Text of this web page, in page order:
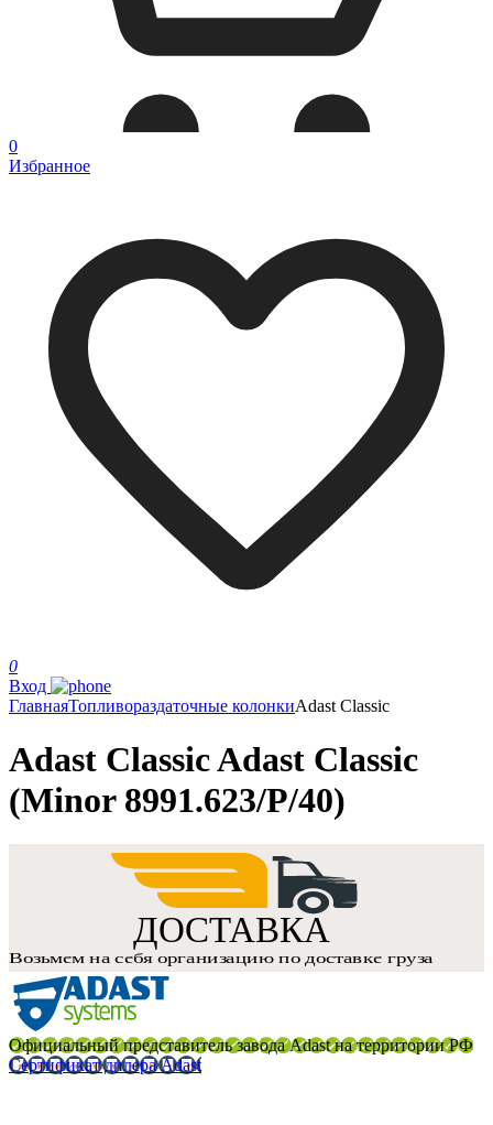
0
Избранное
0
Вход
ГлавнаяТопливораздаточные колонкиAdast Classic
Adast Classic Adast Classic
(Minor 8991.623/P/40)
Официальный представитель завода Adast на территории РФ
Сертификат дилера Adast